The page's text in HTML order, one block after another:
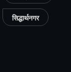
सिद्धार्थनगर